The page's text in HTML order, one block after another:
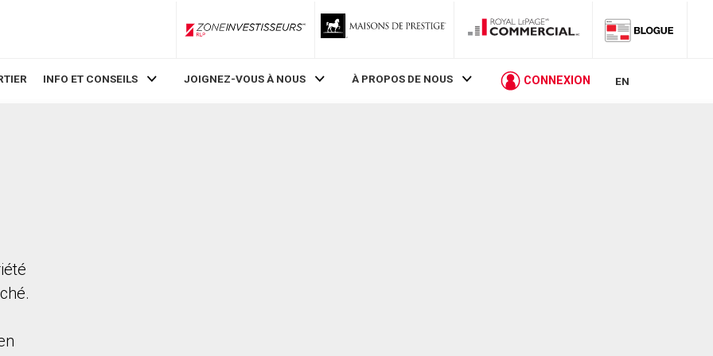
ZoneInvestisseurs RLP
INFO ET CONSEILS JOIGNEZ-VOUS À NOUS À PROPOS DE NOUS CONNEXION EN